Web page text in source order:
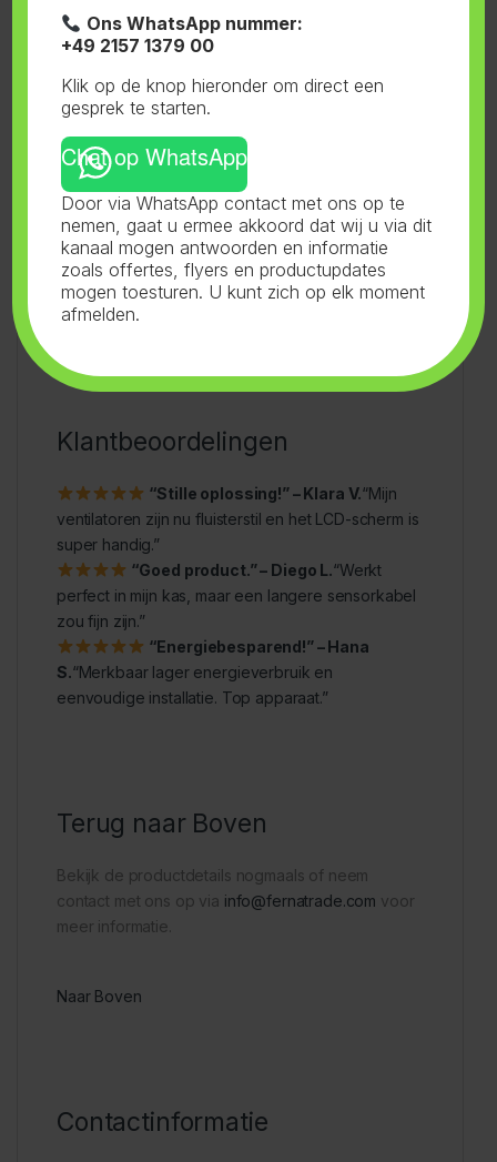
Tip:Combineer met een filter voor schonere
Antwoorden op Veelgestelde
Vragen
Welke AMP-versie moet ik kiezen?
Is het apparaat waterdicht?
Hoe werkt de digitale bediening?
Klantbeoordelingen
“Stille oplossing!” – Klara V.“Mijn
ventilatoren zijn nu fluisterstil en het LCD-scherm is
super handig.”
“Goed product.” – Diego L.“Werkt
perfect in mijn kas, maar een langere sensorkabel
zou fijn zijn.”
“Energiebesparend!” – Hana
S.“Merkbaar lager energieverbruik en
eenvoudige installatie. Top apparaat.”
Terug naar Boven
Bekijk de productdetails nogmaals of neem
contact met ons op via info@fernatrade.com voor
meer informatie.
Naar Boven
Contactinformatie
Ons WhatsApp nummer:
+49 2157 1379 00
Klik op de knop hieronder om direct een
gesprek te starten.
Chat op WhatsApp
Door via WhatsApp contact met ons op te
nemen, gaat u ermee akkoord dat wij u via dit
kanaal mogen antwoorden en informatie
zoals offertes, flyers en productupdates
mogen toesturen. U kunt zich op elk moment
afmelden.